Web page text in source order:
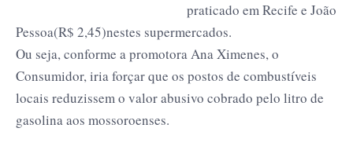
praticado em Recife e João
Pessoa(R$ 2,45)nestes supermercados.
Ou seja, conforme a promotora Ana Ximenes, o
Consumidor, iria forçar que os postos de combustíveis
locais reduzissem o valor abusivo cobrado pelo litro de
gasolina aos mossoroenses.